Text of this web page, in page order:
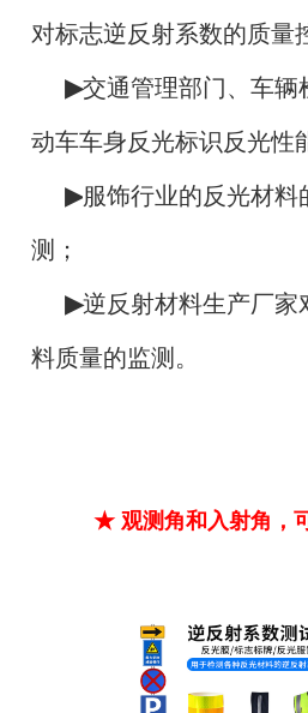
对标志逆反射系数的质量
▶交通管理部门、车辆
动车车身反光标识反光性
▶服饰行业的反光材料
测 ；
▶逆反射材料生产厂家
料质量的监测。
★ 观测角和入射角，